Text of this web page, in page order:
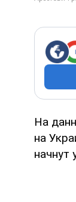
На
на
начнут